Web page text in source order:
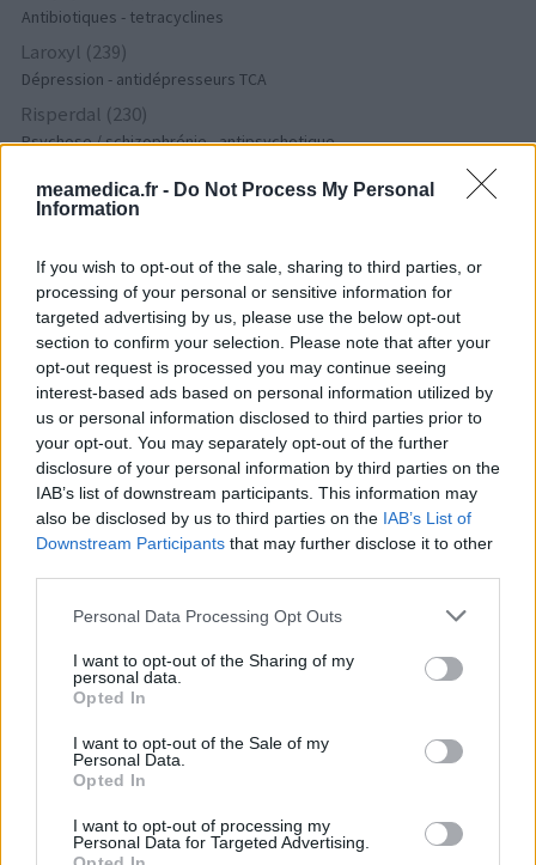
meamedica.fr - Do Not Process My Personal
Information
If you wish to opt-out of the sale, sharing to third parties, or
processing of your personal or sensitive information for
targeted advertising by us, please use the below opt-out
section to confirm your selection. Please note that after your
opt-out request is processed you may continue seeing
interest-based ads based on personal information utilized by
us or personal information disclosed to third parties prior to
your opt-out. You may separately opt-out of the further
disclosure of your personal information by third parties on the
IAB’s list of downstream participants. This information may
also be disclosed by us to third parties on the IAB’s List of
Downstream Participants that may further disclose it to other
Personal Data Processing Opt Outs
I want to opt-out of the Sharing of my
personal data.
Opted In
I want to opt-out of the Sale of my
Personal Data.
Opted In
I want to opt-out of processing my
Personal Data for Targeted Advertising.
Antibiotiques - tetracyclines
Laroxyl (239)
Dépression - antidépresseurs TCA
Risperdal (230)
Psychose / schizophrénie - antipsychotique
Les évaluations de cette page sont écrites par les utilisateurs
adaptés afin de répondre à nos standards en ce qui concerne
l’évaluation d’un médicament, avant d’être approuvés. Pour
partager des évaluations, il n’est pas nécessaire de posséder
des connaissances médicales. De cette façon, les évaluations
reflètent seulement une image fidèle des expériences propres
aux utilisateurs et pas celle du propriétaire de ce site web.
N’oubliez-pas que les expériences peuvent varier selon les
individus et que pour tout avis médical, il faut toujours prendre
contact avec votre médecin ou votre pharmacien.